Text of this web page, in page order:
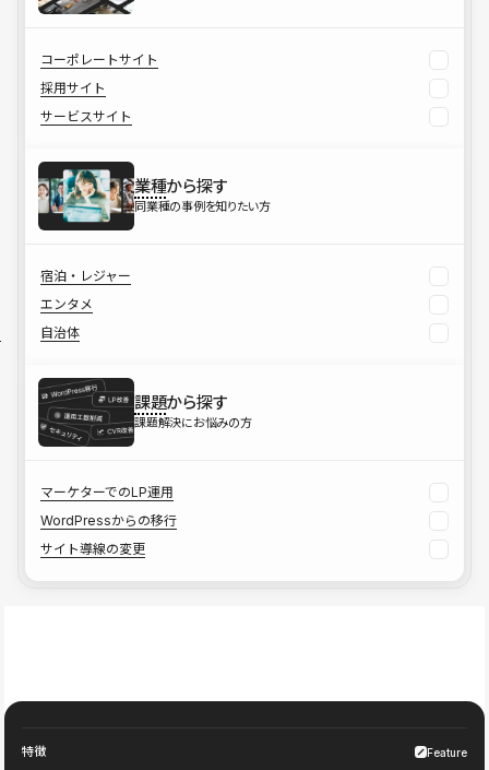
コーポレートサイト
採用サイト
サービスサイト
業種から探す
同業種の事例を知りたい方
宿泊・レジャー
エンタメ
自治体
課題から探す
課題解決にお悩みの方
マーケターでのLP運用
WordPressからの移行
サイト導線の変更
特徴 Feature